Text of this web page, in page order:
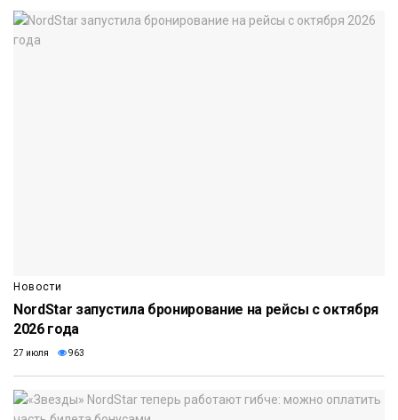
Новости
NordStar запустила бронирование на рейсы с октября
2026 года
27 июля 963